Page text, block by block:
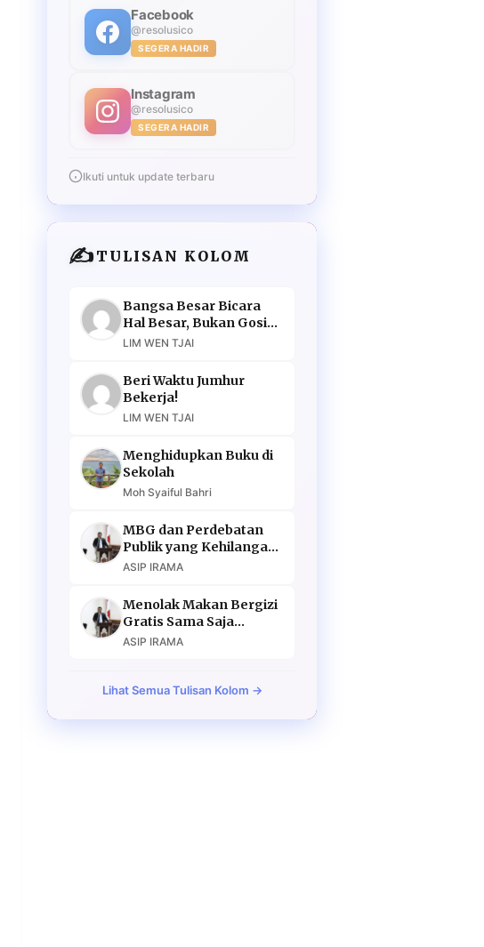
Facebook
@resolusico
SEGERA HADIR
Instagram
@resolusico
SEGERA HADIR
Ikuti untuk update terbaru
✍️TULISAN KOLOM
Bangsa Besar Bicara
Hal Besar, Bukan Gosip
Murahan
LIM WEN TJAI
Beri Waktu Jumhur
Bekerja!
LIM WEN TJAI
Menghidupkan Buku di
Sekolah
Moh Syaiful Bahri
MBG dan Perdebatan
Publik yang Kehilangan
Argumen
ASIP IRAMA
Menolak Makan Bergizi
Gratis Sama Saja
Menolak Masa Depan
ASIP IRAMA
Lihat Semua Tulisan Kolom →